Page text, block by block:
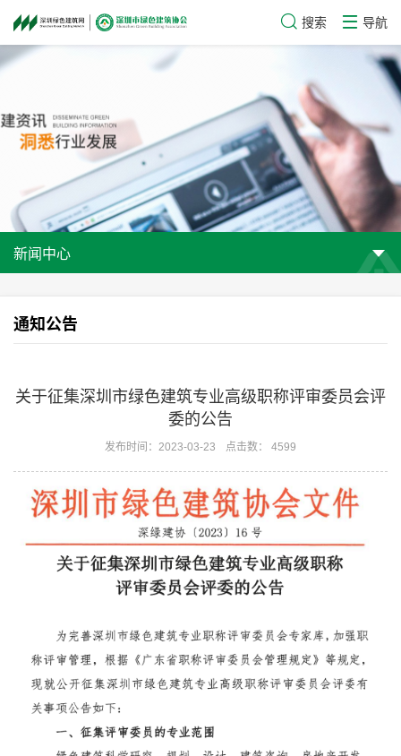
搜索 导航
新闻中心
通知公告
关于征集深圳市绿色建筑专业高级职称评审委员会评
委的公告
发布时间：2023-03-23 点击数： 4599